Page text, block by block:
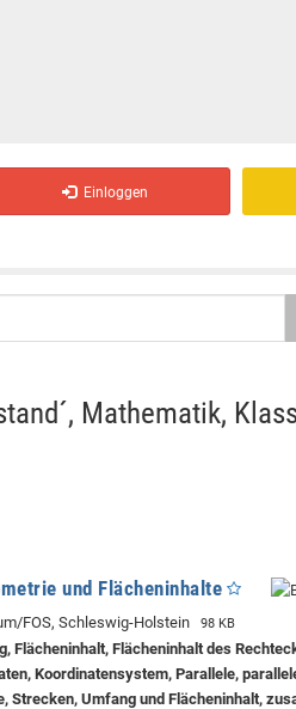
Einloggen
Mathematik,
und Flächeninhalte
FOS, Schleswig-Holstein 98 KB
Flächeninhalt, Flächeninhalt des
Koordinatensystem, Parallele,
Strecken, Umfang und Flächeninhalt,